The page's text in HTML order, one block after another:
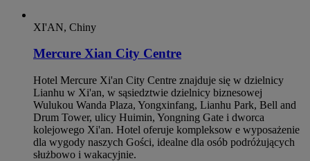
XI'AN, Chiny
Mercure Xian City Centre
Hotel Mercure Xi'an City Centre znajduje się w dzielnicy
Lianhu w Xi'an, w sąsiedztwie dzielnicy biznesowej
Wulukou Wanda Plaza, Yongxinfang, Lianhu Park, Bell and
Drum Tower, ulicy Huimin, Yongning Gate i dworca
kolejowego Xi'an. Hotel oferuje kompleksow e wyposażenie
dla wygody naszych Gości, idealne dla osób podróżujących
służbowo i wakacyjnie.